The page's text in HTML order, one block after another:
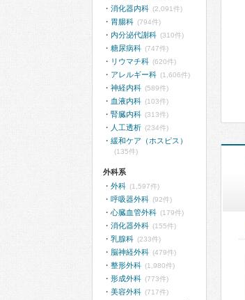
消化器内科 (2,091件)
胃腸科 (794件)
内分泌代謝科 (310件)
糖尿病科 (747件)
リウマチ科 (620件)
アレルギー科 (1,606件)
神経内科 (589件)
血液内科 (103件)
腎臓内科 (313件)
人工透析 (234件)
緩和ケア（ホスピス）
(135件)
外科系
外科 (1,597件)
呼吸器外科 (92件)
心臓血管外科 (179件)
消化器外科 (155件)
乳腺科 (233件)
脳神経外科 (479件)
整形外科 (1,980件)
形成外科 (773件)
美容外科 (717件)